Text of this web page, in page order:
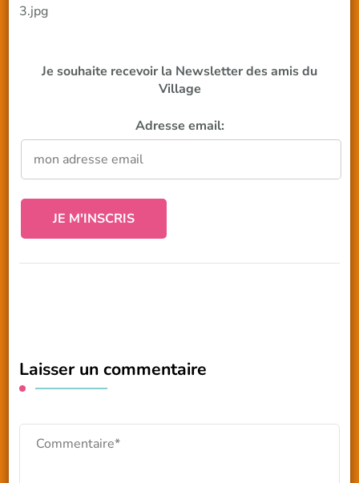
3.jpg
Je souhaite recevoir la Newsletter des amis du
Village
Adresse email:
Laisser un commentaire